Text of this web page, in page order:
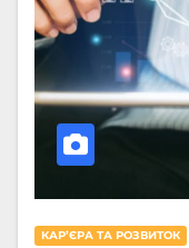
КАРʼЄРА ТА РОЗВИТОК